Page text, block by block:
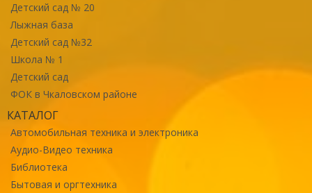
Детский сад № 20
Лыжная база
Детский сад №32
Школа № 1
Детский сад
ФОК в Чкаловском районе
КАТАЛОГ
Автомобильная техника и электроника
Аудио-Видео техника
Библиотека
Бытовая и оргтехника